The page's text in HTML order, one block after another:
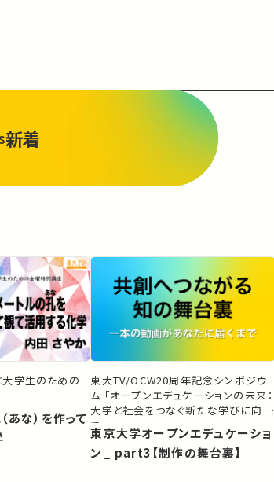
新着
大学生のための
あな）を作って
東大TV/OCW20周年記念シンポジウ
ム 「オープンエデュケーションの未来：
大学と社会をつなぐ新たな学びに向け
て」
東京大学オープンエデュケーショ
ン_ part3【制作の舞台裏】